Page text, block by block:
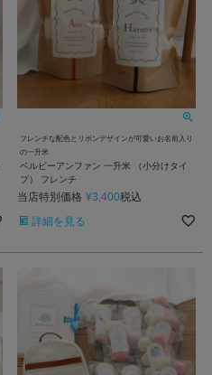
フレンチな配色とリボンデザインが可愛いお名前入り
の一升米
ベルビーアンファン 一升米 （小分けタイ
プ） フレンチ
当店特別価格 ¥3,400税込
詳細を見る